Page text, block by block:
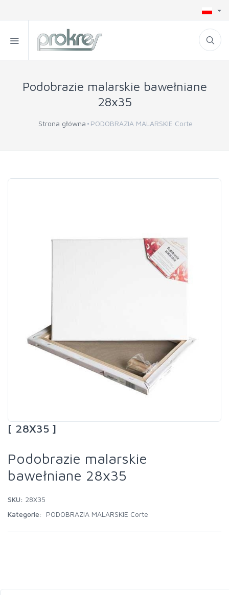
Podobrazie malarskie bawełniane
28x35
Strona główna PODOBRAZIA MALARSKIE Corte
[ 28X35 ]
Podobrazie malarskie
bawełniane 28x35
SKU: 28X35
Kategorie:
PODOBRAZIA MALARSKIE Corte